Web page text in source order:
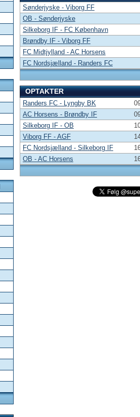
Sønderjyske - Viborg FF
OB - Sønderjyske
Silkeborg IF - FC København
Brøndby IF - Viborg FF
FC Midtjylland - AC Horsens
FC Nordsjælland - Randers FC
OPTAKTER
Randers FC - Lyngby BK
AC Horsens - Brøndby IF
Silkeborg IF - OB
Viborg FF - AGF
FC Nordsjælland - Silkeborg IF
OB - AC Horsens